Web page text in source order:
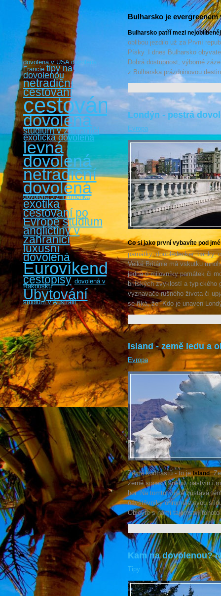
dovolená v USA dovolená
Francie tipy na
dovolenou
netradiční
cestování
cestování
dovolená
studium v zahraničí
exotická dovolená
levná
dovolená
netradiční
dovolená
dovolená Jižní Amerika
exotika
cestovaní po
Evropě studium
angličtiny v
zahraničí
luxusní
dovolená
Eurovíkendy
cestopisy dovolená v
Rakousku
Ubytování
studium v Austrálii
Bulharsko je evergreenem
Bulharsko patří mezi
oblibou jezdilo už za První
Písky. I dnes Bulharsko
Dobrá dostupnost, výborné
z Bulharska prázdninovou
Londýn - pestrá
Evropa
Co si jako první vybavíte pod
památky, doubledecker, banky,
Velké Británie má vskutku
jedná o milovníky památek či
britských zvyklostí a typického
vyznavače rušného života či
se říká, že “Kdo je unaven
Island - země ledu a
Evropa
Země kontrastů - to jeIsland.
země sopek i sněhu, pastvin i
hor. Na tomto místě zůstává
návštěvníky ohromuje svou
Objevte s námi tajemství
Kam na dovolenou?
Tipy